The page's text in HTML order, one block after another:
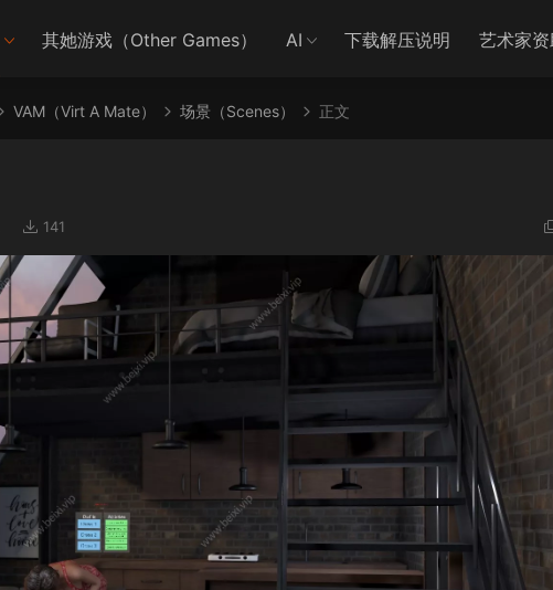
其她游戏（Other Games） AI 下载解压说明 艺术家
VAM（Virt A Mate） 场景（Scenes） 正文
141